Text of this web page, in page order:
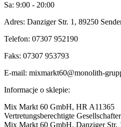
Sa: 9:00 - 20:00
Adres: Danziger Str. 1, 89250
Telefon: 07307 952190
Faks: 07307 953793
E-mail: mixmarkt60@monolith-
Informacje o sklepie:
Mix Markt 60 GmbH, HR A11365
Vertretungsberechtigte
Mix Markt 60 GmbH, Danziger Str.